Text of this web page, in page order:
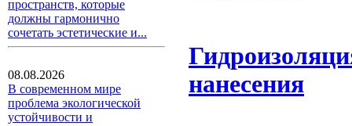
пространств, которые
должны гармонично
сочетать эстетические и...
08.08.2026
В современном мире
проблема экологической
устойчивости и
нанесения